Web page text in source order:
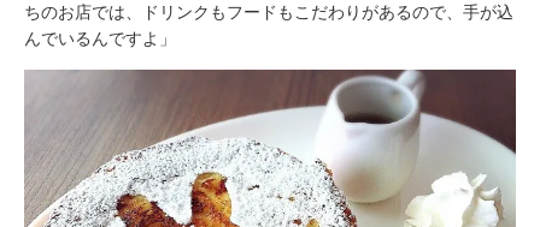
ちのお店では、ドリンクもフードもこだわりがあるので、手が込
んでいるんですよ」